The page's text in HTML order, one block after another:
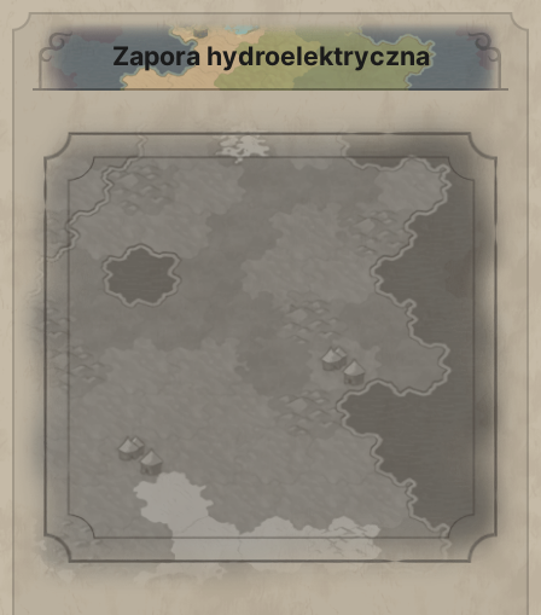
Zapora hydroelektryczna